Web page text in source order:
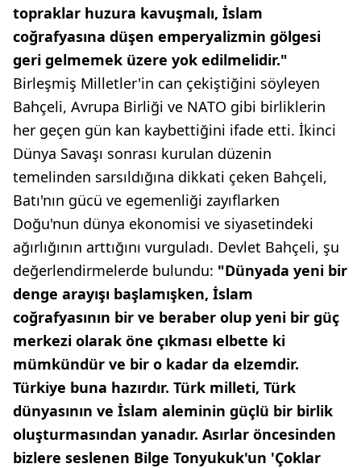
topraklar huzura kavuşmalı, İslam
coğrafyasına düşen emperyalizmin gölgesi
geri gelmemek üzere yok edilmelidir."
Birleşmiş Milletler'in can çekiştiğini söyleyen
Bahçeli, Avrupa Birliği ve NATO gibi birliklerin
her geçen gün kan kaybettiğini ifade etti. İkinci
Dünya Savaşı sonrası kurulan düzenin
temelinden sarsıldığına dikkati çeken Bahçeli,
Batı'nın gücü ve egemenliği zayıflarken
Doğu'nun dünya ekonomisi ve siyasetindeki
ağırlığının arttığını vurguladı. Devlet Bahçeli, şu
değerlendirmelerde bulundu: "Dünyada yeni bir
denge arayışı başlamışken, İslam
coğrafyasının bir ve beraber olup yeni bir güç
merkezi olarak öne çıkması elbette ki
mümkündür ve bir o kadar da elzemdir.
Türkiye buna hazırdır. Türk milleti, Türk
dünyasının ve İslam aleminin güçlü bir birlik
oluşturmasından yanadır. Asırlar öncesinden
bizlere seslenen Bilge Tonyukuk'un 'Çoklar